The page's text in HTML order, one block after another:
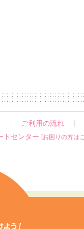
ご利用の流れ
トセンター [お困りの方は